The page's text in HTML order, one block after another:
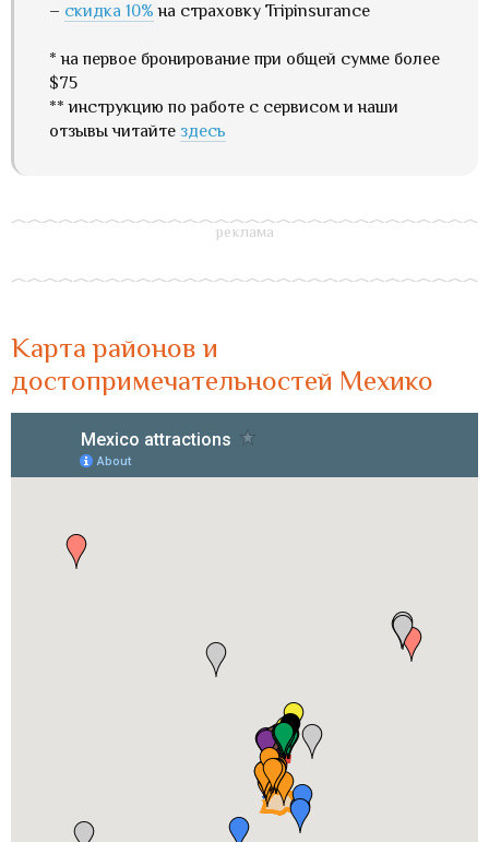
– скидка 10% на страховку Tripinsurance
* на первое бронирование при общей сумме более
$75
** инструкцию по работе с сервисом и наши
отзывы читайте здесь
Карта районов и
достопримечательностей Мехико